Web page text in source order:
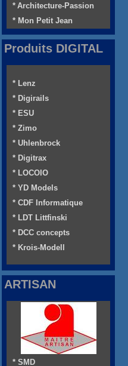
* Architecture-Passion
* Mon Petit Jean
Produits DIGITAL
* Lenz
* Digirails
* ESU
* Zimo
* Uhlenbrock
* Digitrax
* LOCOIO
* YD Models
* CDF Informatique
* LDT Littfinski
* DCC concepts
* Krois-Modell
ARTISAN
* SMD